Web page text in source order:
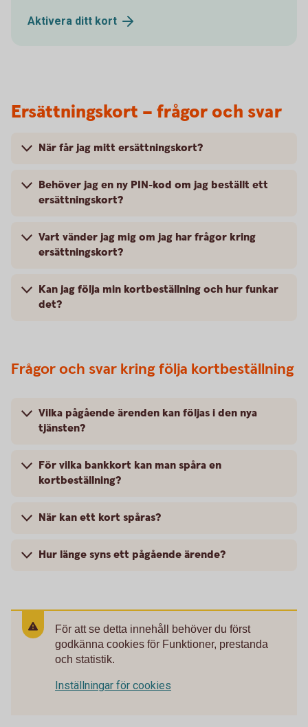
Aktivera ditt kort
Ersättningskort – frågor och svar
När får jag mitt ersättningskort?
Behöver jag en ny PIN-kod om jag beställt ett
ersättningskort?
Vart vänder jag mig om jag har frågor kring
ersättningskort?
Kan jag följa min kortbeställning och hur funkar
det?
Frågor och svar kring följa kortbeställning
Vilka pågående ärenden kan följas i den nya
tjänsten?
För vilka bankkort kan man spåra en
kortbeställning?
När kan ett kort spåras?
Hur länge syns ett pågående ärende?
För att se detta innehåll behöver du först
godkänna cookies för Funktioner, prestanda
och statistik.
Inställningar för cookies